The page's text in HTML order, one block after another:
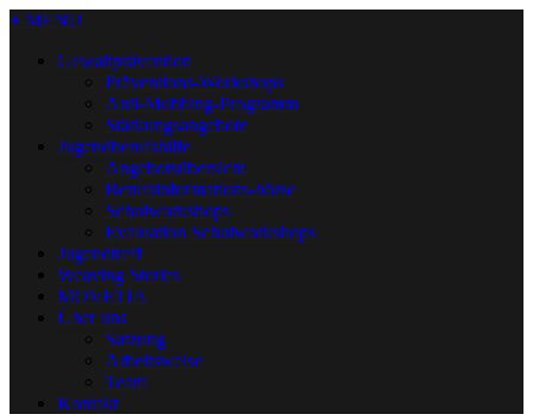
+ MENU
Gewaltprävention
Präventions-Workshops
Anti-Mobbing-Programm
Stärkungsangebote
Jugendberufshilfe
Angebotsübersicht
Berufsinformations-börse
Schulworkshops
Evaluation Schulworkshops
Jugendtreff
Weaving Stories
MOVETIA
Über uns
Satzung
Arbeitsweise
Team
Kontakt